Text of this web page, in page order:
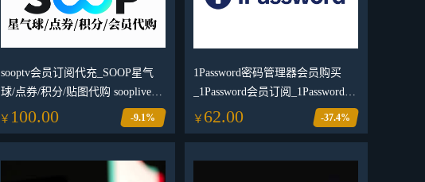
sooptv会员订阅代充_SOOP星气
球/点券/积分/贴图代购 sooplive快
播积分币使用券
￥ 100.00 -9.1%
1Password密码管理器会员购买
_1Password会员订阅_1Password会
员充值订阅代付
￥ 62.00 -37.4%